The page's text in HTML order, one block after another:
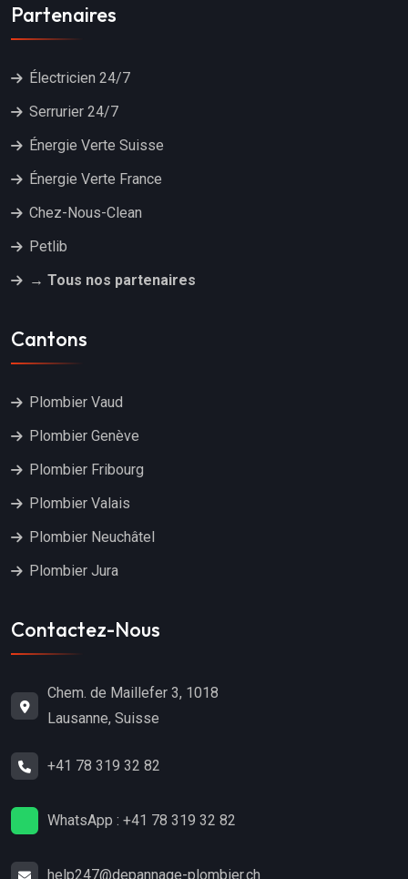
Partenaires
Électricien 24/7
Serrurier 24/7
Énergie Verte Suisse
Énergie Verte France
Chez-Nous-Clean
Petlib
→ Tous nos partenaires
Cantons
Plombier Vaud
Plombier Genève
Plombier Fribourg
Plombier Valais
Plombier Neuchâtel
Plombier Jura
Contactez-Nous
Chem. de Maillefer 3, 1018
Lausanne, Suisse
+41 78 319 32 82
WhatsApp : +41 78 319 32 82
help247@depannage-plombier.ch